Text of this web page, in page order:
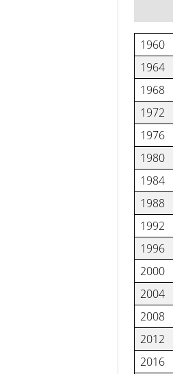
1960
1964
1968
1972
1976
1980
1984
1988
1992
1996
2000
2004
2008
2012
2016